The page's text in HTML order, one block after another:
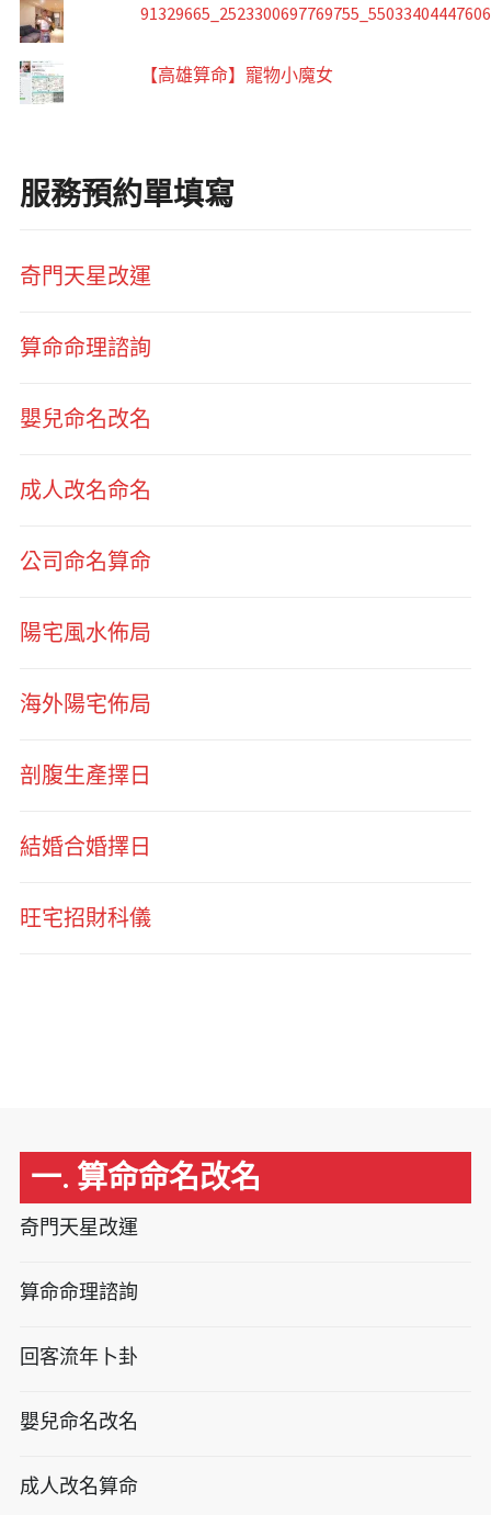
【高雄算命】寵物小魔女
服務預約單填寫
奇門天星改運
算命命理諮詢
嬰兒命名改名
成人改名命名
公司命名算命
陽宅風水佈局
海外陽宅佈局
剖腹生產擇日
結婚合婚擇日
旺宅招財科儀
一. 算命命名改名
奇門天星改運
算命命理諮詢
回客流年卜卦
嬰兒命名改名
成人改名算命